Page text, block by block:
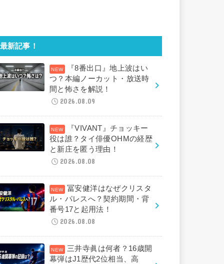
最新記事！
『8番出口』地上波はい
つ？本編ノーカット・放送時
間と怖さを解説！
2026.08.09
『VIVANT』チョッキー
役は誰？タイ俳優OHMの経歴
と新庄を匿う理由！
2026.08.08
冨安健洋はなぜクリスタ
ル・パレスへ？契約期間・背
番号17と起用法！
2026.08.08
三井寺眞は何者？16歳開
幕弾はJ1歴代2位相当、高